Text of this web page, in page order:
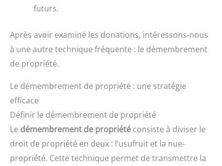
futurs.
Après avoir examiné les donations, intéressons-nous
à une autre technique fréquente : le démembrement
de propriété.
Le démembrement de propriété : une stratégie
efficace
Définir le démembrement de propriété
Le démembrement de propriété consiste à diviser le
droit de propriété en deux : l’usufruit et la nue-
propriété. Cette technique permet de transmettre la